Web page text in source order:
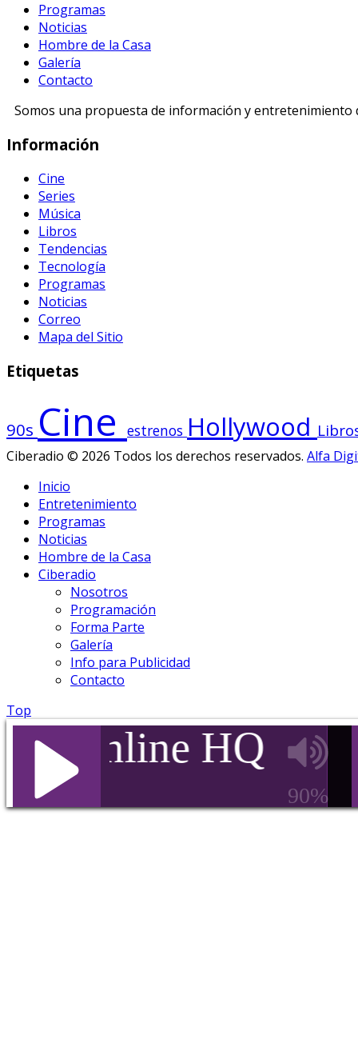
Programas
Noticias
Hombre de la Casa
Galería
Contacto
Somos una propuesta de información y
Información
Cine
Series
Música
Libros
Tendencias
Tecnología
Programas
Noticias
Correo
Mapa del Sitio
Etiquetas
90s Cine estrenos Hollywood
Ciberadio © 2026 Todos los derechos reservados. Alfa
Inicio
Entretenimiento
Programas
Noticias
Hombre de la Casa
Ciberadio
Nosotros
Programación
Forma Parte
Galería
Info para Publicidad
Contacto
Top